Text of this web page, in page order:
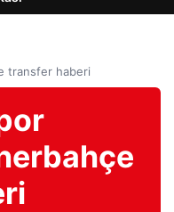
transfer haberi